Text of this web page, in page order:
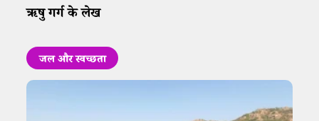
ऋषु गर्ग के लेख
जल और स्वच्छता